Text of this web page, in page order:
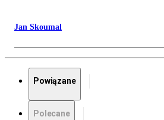
Jan Skoumal
Powiązane
Polecane